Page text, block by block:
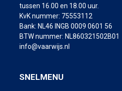
tussen 16.00 en 18.00 uur.
KvK nummer: 75553112
Bank: NL46 INGB 0009 0601 56
BTW nummer: NL860321502B01
info@vaarwijs.nl
SNELMENU